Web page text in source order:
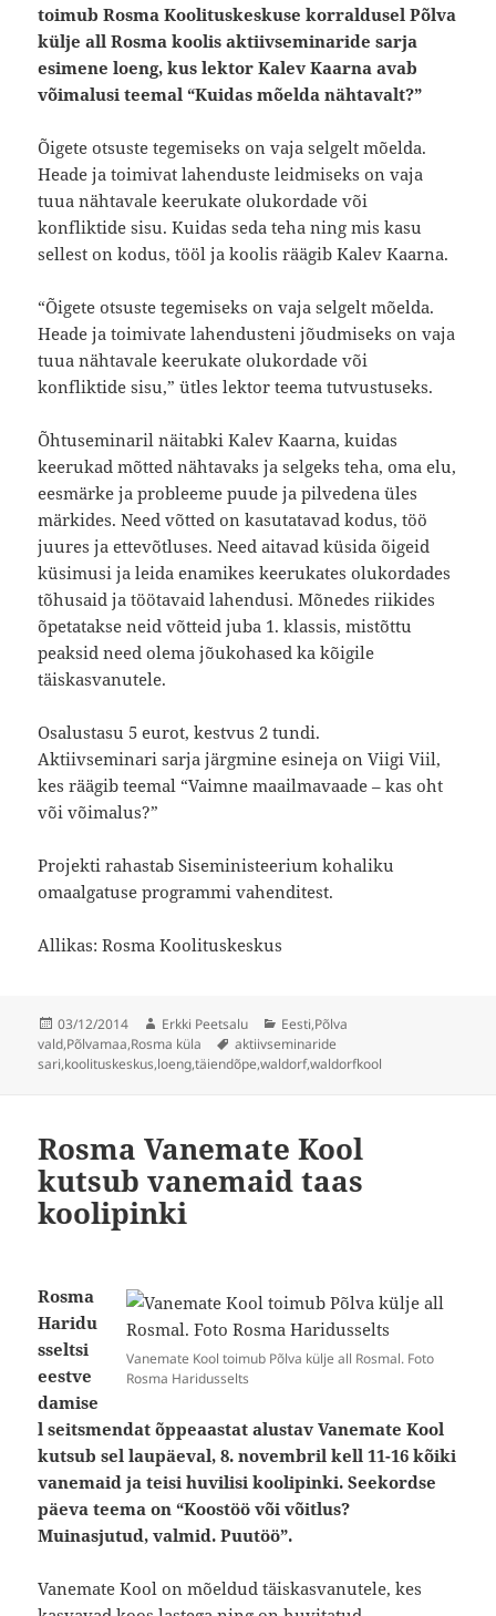
toimub Rosma Koolituskeskuse korraldusel Põlva
külje all Rosma koolis aktiivseminaride sarja
esimene loeng, kus lektor Kalev Kaarna avab
võimalusi teemal “Kuidas mõelda nähtavalt?”
Õigete otsuste tegemiseks on vaja selgelt mõelda.
Heade ja toimivat lahenduste leidmiseks on vaja
tuua nähtavale keerukate olukordade või
konfliktide sisu. Kuidas seda teha ning mis kasu
sellest on kodus, tööl ja koolis räägib Kalev Kaarna.
“Õigete otsuste tegemiseks on vaja selgelt mõelda.
Heade ja toimivate lahendusteni jõudmiseks on vaja
tuua nähtavale keerukate olukordade või
konfliktide sisu,” ütles lektor teema tutvustuseks.
Õhtuseminaril näitabki Kalev Kaarna, kuidas
keerukad mõtted nähtavaks ja selgeks teha, oma elu,
eesmärke ja probleeme puude ja pilvedena üles
märkides. Need võtted on kasutatavad kodus, töö
juures ja ettevõtluses. Need aitavad küsida õigeid
küsimusi ja leida enamikes keerukates olukordades
tõhusaid ja töötavaid lahendusi. Mõnedes riikides
õpetatakse neid võtteid juba 1. klassis, mistõttu
peaksid need olema jõukohased ka kõigile
täiskasvanutele.
Osalustasu 5 eurot, kestvus 2 tundi.
Aktiivseminari sarja järgmine esineja on Viigi Viil,
kes räägib teemal “Vaimne maailmavaade – kas oht
või võimalus?”
Projekti rahastab Siseministeerium kohaliku
omaalgatuse programmi vahenditest.
Allikas: Rosma Koolituskeskus
Postitatud
03/12/2014 Autor
Erkki Peetsalu Rubriigid
Eesti,Põlva
vald,Põlvamaa,Rosma küla Sildid
aktiivseminaride
sari,koolituskeskus,loeng,täiendõpe,waldorf,waldorfkool
Rosma Vanemate Kool
kutsub vanemaid taas
koolipinki
Vanemate Kool toimub Põlva külje all Rosmal. Foto
Rosma Haridusselts
Rosma
Haridu
sseltsi
eestve
damise
l seitsmendat õppeaastat alustav Vanemate Kool
kutsub sel laupäeval, 8. novembril kell 11-16 kõiki
vanemaid ja teisi huvilisi koolipinki. Seekordse
päeva teema on “Koostöö või võitlus?
Muinasjutud, valmid. Puutöö”.
Vanemate Kool on mõeldud täiskasvanutele, kes